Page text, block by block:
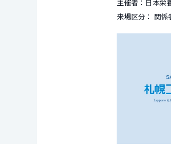
主催者：日本栄
来場区分： 関係